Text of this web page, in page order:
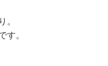
。
す。